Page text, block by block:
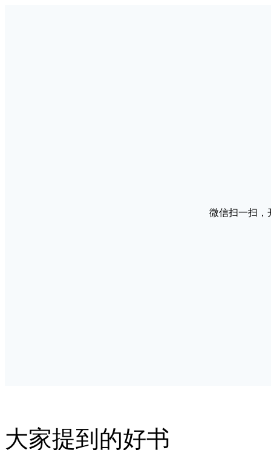
微信扫一扫，
大家提到的好书